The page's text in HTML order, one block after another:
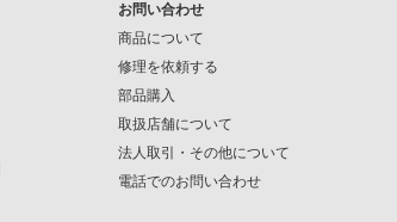
お問い合わせ
商品について
修理を依頼する
部品購入
取扱店舗について
法人取引・その他について
電話でのお問い合わせ